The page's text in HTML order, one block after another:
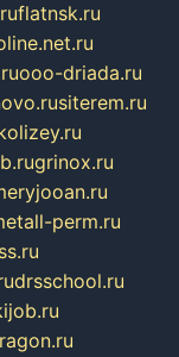
flatnsk.ru
ooo-driada.ru
siterem.ru
grinox.ru
perm.ru
drsschool.ru